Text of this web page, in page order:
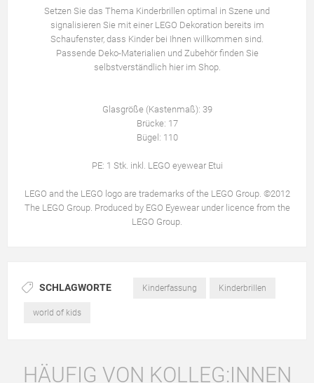
Setzen Sie das Thema Kinderbrillen optimal in Szene und
signalisieren Sie mit einer LEGO Dekoration bereits im
Schaufenster, dass Kinder bei Ihnen willkommen sind.
Passende Deko-Materialien und Zubehör finden Sie
selbstverständlich hier im Shop.
Glasgröße (Kastenmaß): 39
Brücke: 17
Bügel: 110
PE: 1 Stk. inkl. LEGO eyewear Etui
LEGO and the LEGO logo are trademarks of the LEGO Group. ©2012
The LEGO Group. Produced by EGO Eyewear under licence from the
LEGO Group.
SCHLAGWORTE Kinderfassung Kinderbrillen
world of kids
HÄUFIG VON KOLLEG:INNEN